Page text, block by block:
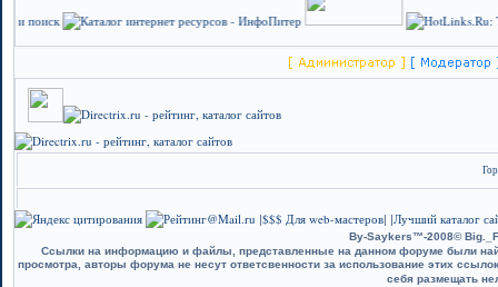
$$$ Для web-мастеров Лучший каталог
By-Saykers™-2008©
Ссылки на информацию и файлы, представленные на данном форуме были
просмотра, авторы форума не несут ответсвенности за использование этих
себя размещать